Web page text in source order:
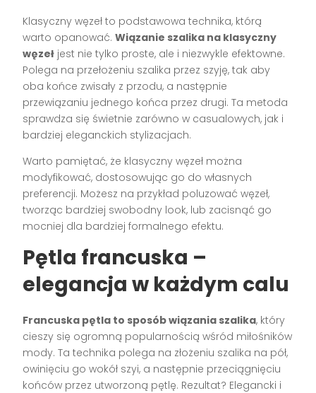
Klasyczny węzeł to podstawowa technika, którą
warto opanować.Wiązanie szalika na klasyczny
węzeł jest nie tylko proste, ale i niezwykle efektowne.
Polega na przełożeniu szalika przez szyję, tak aby
oba końce zwisały z przodu, a następnie
przewiązaniu jednego końca przez drugi. Ta metoda
sprawdza się świetnie zarówno w casualowych, jak i
bardziej eleganckich stylizacjach.
Warto pamiętać, że klasyczny węzeł można
modyfikować, dostosowując go do własnych
preferencji. Możesz na przykład poluzować węzeł,
tworząc bardziej swobodny look, lub zacisnąć go
mocniej dla bardziej formalnego efektu.
Pętla francuska –
elegancja w każdym calu
Francuska pętla to sposób wiązania szalika, który
cieszy się ogromną popularnością wśród miłośników
mody. Ta technika polega na złożeniu szalika na pół,
owinięciu go wokół szyi, a następnie przeciągnięciu
końców przez utworzoną pętlę. Rezultat? Elegancki i